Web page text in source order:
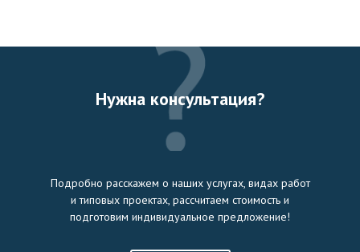
Нужна консультация?
Подробно расскажем о наших услугах, видах работ
и типовых проектах, рассчитаем стоимость и
подготовим индивидуальное предложение!